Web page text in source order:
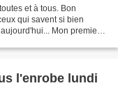
et à tous. Bon
qui savent si bien
Mon premier
l'enrobe lundi